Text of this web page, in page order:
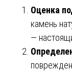
Оценка
камень
—